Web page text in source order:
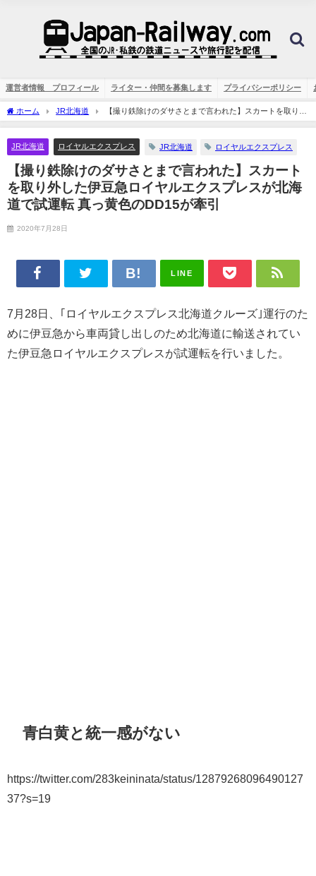
運営者情報 プロフィール ライター・仲間を募集します プライバシーポリシー
ホーム JR北海道
【撮り鉄除けのダサさとまで言われた】スカートを取り外
した伊豆急ロイヤルエクスプレスが北海道で試運転 真っ黄色のDD15が牽引
JR北海道 ロイヤルエクスプレス JR北海道 ロイヤルエクスプレス
【撮り鉄除けのダサさとまで言われた】スカート
を取り外した伊豆急ロイヤルエクスプレスが北海
道で試運転 真っ黄色のDD15が牽引
2020年7月28日
LINE
7月28日、｢ロイヤルエクスプレス北海道クルーズ｣運行のた
めに伊豆急から車両貸し出しのため北海道に輸送されてい
た伊豆急ロイヤルエクスプレスが試運転を行いました。
青白黄と統一感がない
https://twitter.com/283keininata/status/12879268096490127
37?s=19